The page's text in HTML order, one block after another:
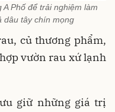
Phố để trải nghiệm làm
dâu tây chín mọng
củ thương phẩm,
vườn rau xứ lạnh
giữ những giá trị